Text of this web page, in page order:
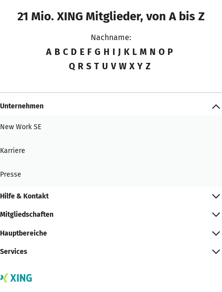
21 Mio. XING Mitglieder, von A bis Z
Nachname:
A B C D E F G H I J K L M N O P
Q R S T U V W X Y Z
Unternehmen
New Work SE
Karriere
Presse
Hilfe & Kontakt
Mitgliedschaften
Hauptbereiche
Services